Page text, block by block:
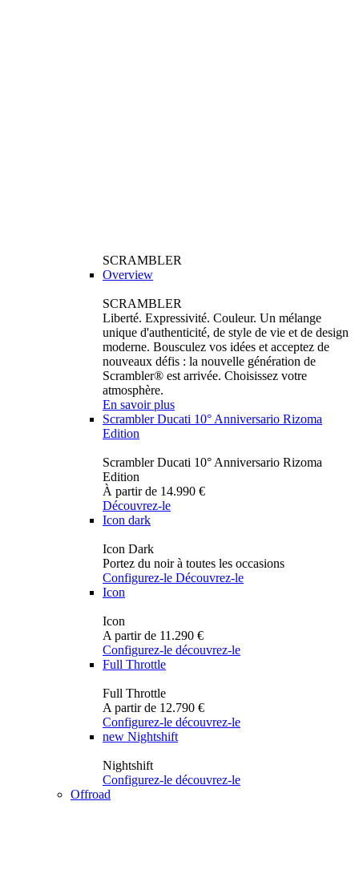
SCRAMBLER
Overview
SCRAMBLER
Liberté. Expressivité. Couleur. Un mélange
unique d'authenticité, de style de vie et de design
moderne. Bousculez vos idées et acceptez de
nouveaux défis : la nouvelle génération de
Scrambler® est arrivée. Choisissez votre
atmosphère.
En savoir plus
Scrambler Ducati 10° Anniversario Rizoma
Edition
Scrambler Ducati 10° Anniversario Rizoma
Edition
À partir de 14.990 €
Découvrez-le
Icon dark
Icon Dark
Portez du noir à toutes les occasions
Configurez-le Découvrez-le
Icon
Icon
A partir de 11.290 €
Configurez-le découvrez-le
Full Throttle
Full Throttle
A partir de 12.790 €
Configurez-le découvrez-le
new Nightshift
Nightshift
Configurez-le découvrez-le
Offroad